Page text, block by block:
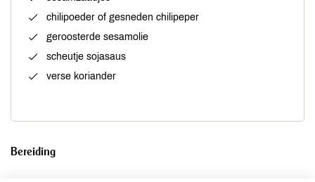
chilipoeder of gesneden chilipeper
geroosterde sesamolie
scheutje sojasaus
verse koriander
Bereiding